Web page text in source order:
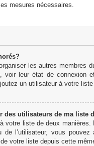
mesures nécessaires.
les autres membres
voir leur état de connexion
un utilisateur à votre
utilisateurs de ma liste
votre liste de deux
de l’utilisateur, vous
votre liste depuis cette